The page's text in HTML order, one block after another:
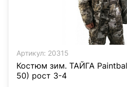
Артикул: 20315
Костюм зим. ТАЙГА
50) рост 3-4